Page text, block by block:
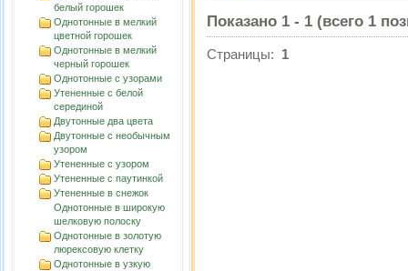
белый горошек
Однотонные в мелкий
цветной горошек
Однотонные в мелкий
черный горошек
Однотонные с узорами
Утененные с белой
серединой
Двутонные два цвета
Двутонные с необычным
узором
Утененные с узором
Утененные с паутинкой
Утененные в снежок
Однотонные в широкую
шелковую полоску
Однотонные в золотую
люрексовую клетку
Однотонные в узкую
Показано 1 - 1 (всего 1
Страницы: 1